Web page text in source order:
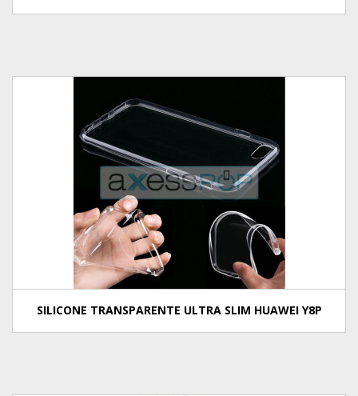
SILICONE TRANSPARENTE ULTRA SLIM HUAWEI Y8P